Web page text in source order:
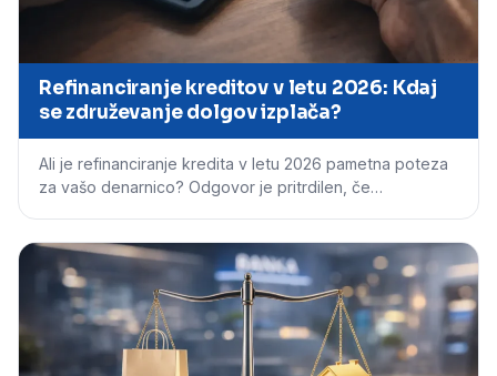
Refinanciranje kreditov v letu 2026: Kdaj
se združevanje dolgov izplača?
Ali je refinanciranje kredita v letu 2026 pametna poteza
za vašo denarnico? Odgovor je pritrdilen, če…